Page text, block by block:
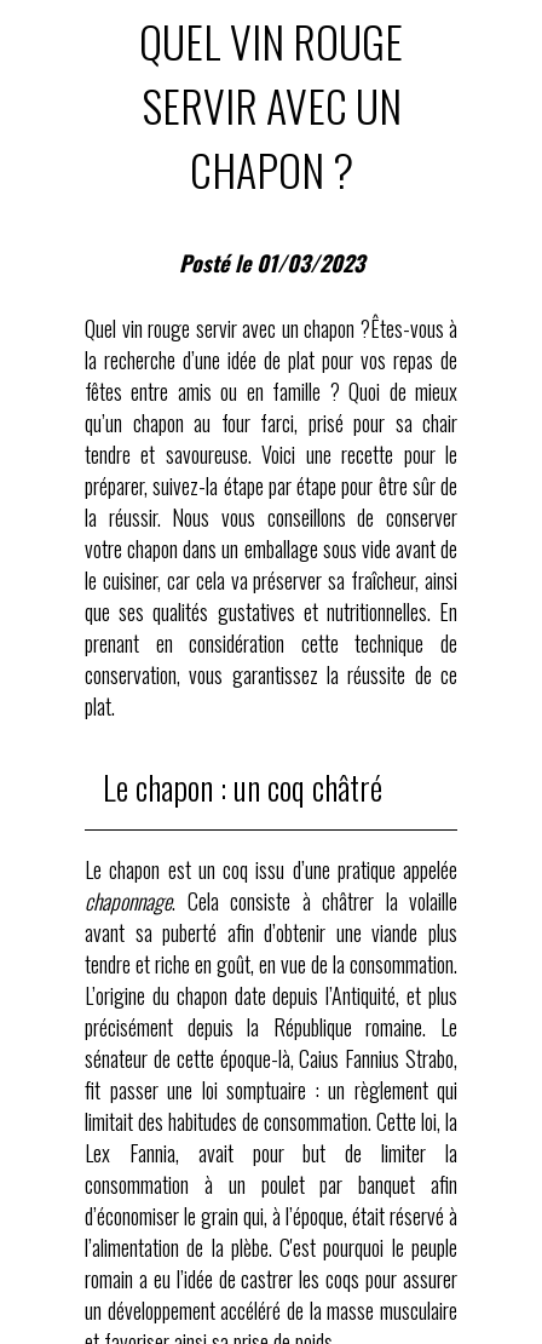
QUEL VIN ROUGE
SERVIR AVEC UN
CHAPON ?
Posté le 01/03/2023
Quel vin rouge servir avec un chapon ?Êtes-vous à
la recherche d’une idée de plat pour vos repas de
fêtes entre amis ou en famille ? Quoi de mieux
qu’un chapon au four farci, prisé pour sa chair
tendre et savoureuse. Voici une recette pour le
préparer, suivez-la étape par étape pour être sûr de
la réussir. Nous vous conseillons de conserver
votre chapon dans un emballage sous videavant de
le cuisiner, car cela va préserver sa fraîcheur, ainsi
que ses qualités gustatives et nutritionnelles. En
prenant en considération cette technique de
conservation, vous garantissez la réussite de ce
plat.
Le chapon : un coq châtré
Le chapon est un coq issu d’une pratique appelée
chaponnage. Cela consiste à châtrer la volaille
avant sa puberté afin d’obtenir une viande plus
tendre et riche en goût, en vue de la consommation.
L’origine du chapon date depuis l’Antiquité, et plus
précisément depuis la République romaine. Le
sénateur de cette époque-là, Caius Fannius Strabo,
fit passer une loi somptuaire : un règlement qui
limitait des habitudes de consommation. Cette loi, la
Lex Fannia, avait pour but de limiter la
consommation à un poulet par banquet afin
d’économiser le grain qui, à l’époque, était réservé à
l’alimentation de la plèbe. C'est pourquoi le peuple
romain a eu l’idée de castrer les coqs pour assurer
un développement accéléré de la masse musculaire